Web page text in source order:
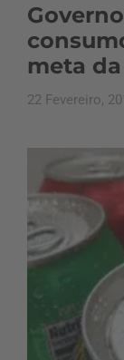
meta da
22 Fevereiro,